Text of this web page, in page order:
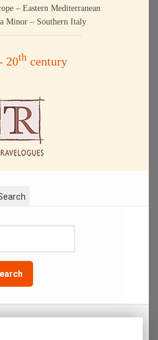
– Eastern Mediterranean
Minor – Southern Italy
20thcentury